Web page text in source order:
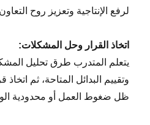
لرفع الإنتاجية وتعزيز روح
اتخاذ القرار وحل المشكلات:
يتعلم المتدرب طرق تحليل
وتقييم البدائل المتاحة، ثم
ظل ضغوط العمل أو محدودية